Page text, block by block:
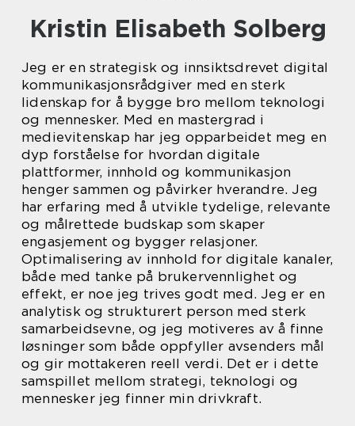
Kristin Elisabeth Solberg
Jeg er en strategisk og innsiktsdrevet digital
kommunikasjonsrådgiver med en sterk
lidenskap for å bygge bro mellom teknologi
og mennesker. Med en mastergrad i
medievitenskap har jeg opparbeidet meg en
dyp forståelse for hvordan digitale
plattformer, innhold og kommunikasjon
henger sammen og påvirker hverandre. Jeg
har erfaring med å utvikle tydelige, relevante
og målrettede budskap som skaper
engasjement og bygger relasjoner.
Optimalisering av innhold for digitale kanaler,
både med tanke på brukervennlighet og
effekt, er noe jeg trives godt med. Jeg er en
analytisk og strukturert person med sterk
samarbeidsevne, og jeg motiveres av å finne
løsninger som både oppfyller avsenders mål
og gir mottakeren reell verdi. Det er i dette
samspillet mellom strategi, teknologi og
mennesker jeg finner min drivkraft.